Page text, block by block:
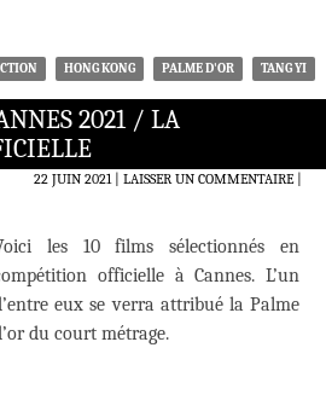
HONG KONG PALME D'OR TANG YI
2021 / LA
22 JUIN 2021 LAISSER UN COMMENTAIRE|
les 10 films sélectionnés en
officielle à Cannes. L’un
eux se verra attribué la Palme
du court métrage.